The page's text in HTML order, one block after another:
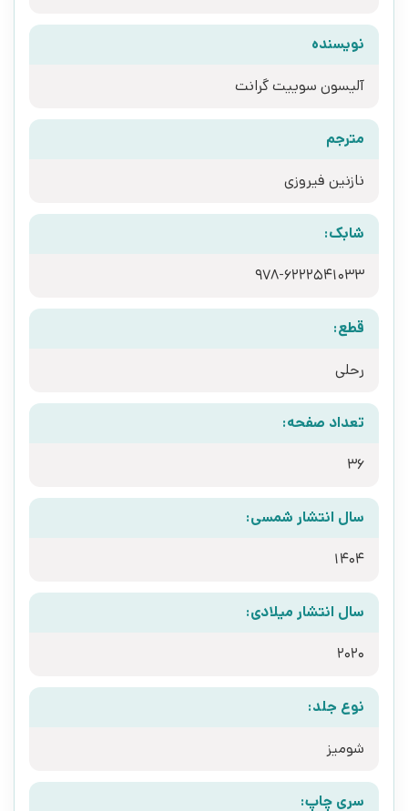
نویسنده
آلیسون سوییت گرانت
مترجم
نازنین فیروزی
شابک:
978-6222541033
قطع:
رحلی
تعداد صفحه:
36
سال انتشار شمسی:
1404
سال انتشار میلادی:
2020
نوع جلد:
شومیز
سری چاپ: